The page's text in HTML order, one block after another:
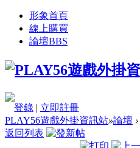
形象首頁
線上購買
論壇BBS
登錄 | 立即註冊
PLAY56遊戲外掛資訊站»論壇 ›
返回列表